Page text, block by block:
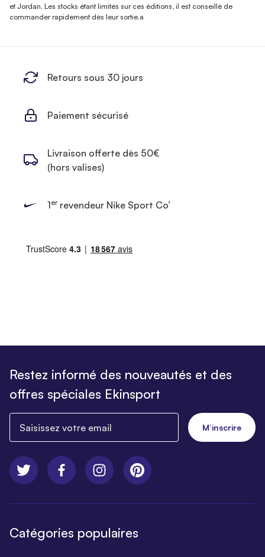
et Jordan. Les stocks étant limités sur ces éditions, il est conseillé de
commander rapidement dès leur sortie.a
Retours sous 30 jours
Paiement sécurisé
Livraison offerte dès 50€
(hors valises)
1errevendeur Nike Sport Co’
Restez informé des nouveautés et des
offres spéciales Ekinsport
M’inscrire
Catégories populaires